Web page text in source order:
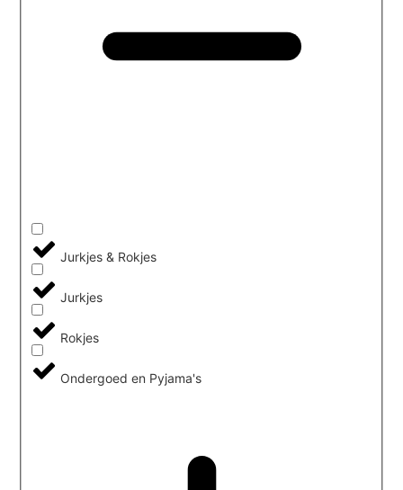
Jurkjes & Rokjes
Jurkjes
Rokjes
Ondergoed en Pyjama's